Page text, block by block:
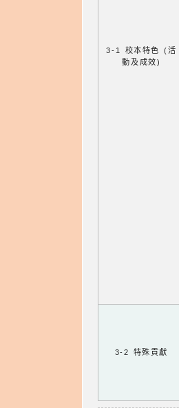
3-1 校本特色 (活
動及成效)
3-2 特殊貢獻